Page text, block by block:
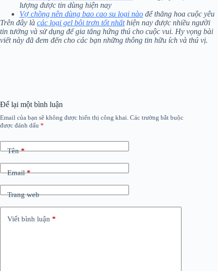
lượng được tin dùng hiện nay
Vợ chồng nên dùng bao cao su loại nào để thăng hoa cuộc yêu
Trên đây là các loại gel bôi trơn tốt nhấthiện nay được nhiều người
tin tưởng và sử dụng để gia tăng hứng thú cho cuộc vui. Hy vọng bài
viết này đã đem đến cho các bạn những thông tin hữu ích và thú vị.
Để lại một bình luận
Email của bạn sẽ không được hiển thị công khai. Các trường bắt buộc
được đánh dấu *
Tên*
Email*
Trang web
Viết bình luận *